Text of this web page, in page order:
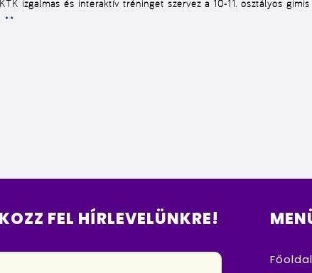
izgalmas és interaktív tréninget szervez a 10-11. osztályos
FEL HÍRLEVELÜNKRE!
Főoldal